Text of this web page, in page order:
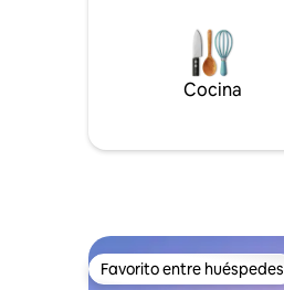
Cocina
Favorito entre huéspedes
Favorito entre huéspedes